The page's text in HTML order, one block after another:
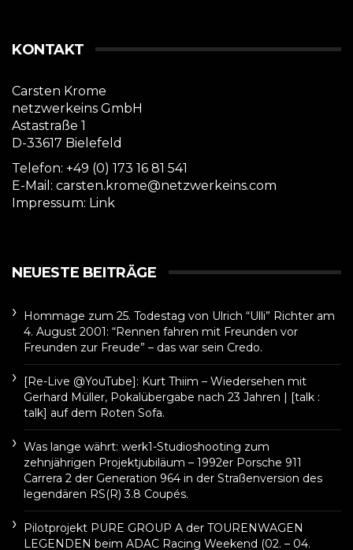
KONTAKT
Carsten Krome
netzwerkeins GmbH
Astastraße 1
D-33617 Bielefeld
Telefon: +49 (0) 173 16 81 541
E-Mail: carsten.krome@netzwerkeins.com
Impressum: Link
NEUESTE BEITRÄGE
Hommage zum 25. Todestag von Ulrich “Ulli” Richter am
4. August 2001: “Rennen fahren mit Freunden vor
Freunden zur Freude” – das war sein Credo.
[Re-Live @YouTube]: Kurt Thiim – Wiedersehen mit
Gerhard Müller, Pokalübergabe nach 23 Jahren | [talk :
talk] auf dem Roten Sofa.
Was lange währt: werk1-Studioshooting zum
zehnjährigen Projektjubiläum – 1992er Porsche 911
Carrera 2 der Generation 964 in der Straßenversion des
legendären RS(R) 3.8 Coupés.
Pilotprojekt PURE GROUP A der TOURENWAGEN
LEGENDEN beim ADAC Racing Weekend (02. – 04.